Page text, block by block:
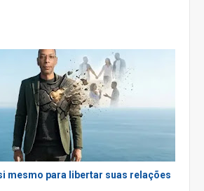
mesmo para libertar suas relações